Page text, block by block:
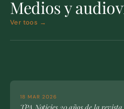
Medios y
Ver toos →
18 MAR 2026